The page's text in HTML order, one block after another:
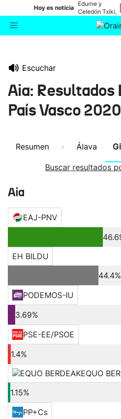
Hoy es noticia
Edurne y
Celedón Txiki,
en directo
Cultura
Escuchar
Aia: Resultados
País Vasco 2020
Resumen Álava
Buscar resultados
Aia
EAJ-PNV
EH BILDU
44.4%
PODEMOS-IU
3.69%
PSE-EE/PSOE
1.4%
EQUO
1.15%
PP+Cs